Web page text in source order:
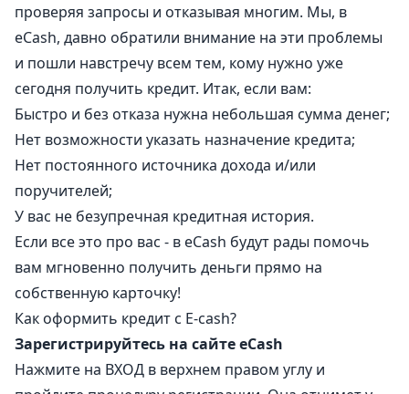
проверяя запросы и отказывая многим. Мы, в
еСash, давно обратили внимание на эти проблемы
и пошли навстречу всем тем, кому нужно уже
сегодня получить кредит. Итак, если вам:
Быстро и без отказа нужна небольшая сумма денег;
Нет возможности указать назначение кредита;
Нет постоянного источника дохода и/или
поручителей;
У вас не безупречная кредитная история.
Если все это про вас - в еСash будут рады помочь
вам мгновенно получить деньги прямо на
собственную карточку!
Как оформить кредит с E-cash?
Зарегистрируйтесь на сайте eCash
Нажмите на ВХОД в верхнем правом углу и